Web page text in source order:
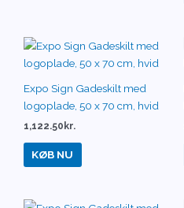
Expo Sign Gadeskilt med
logoplade, 50 x 70 cm, hvid
1,122.50 kr.
KØB NU